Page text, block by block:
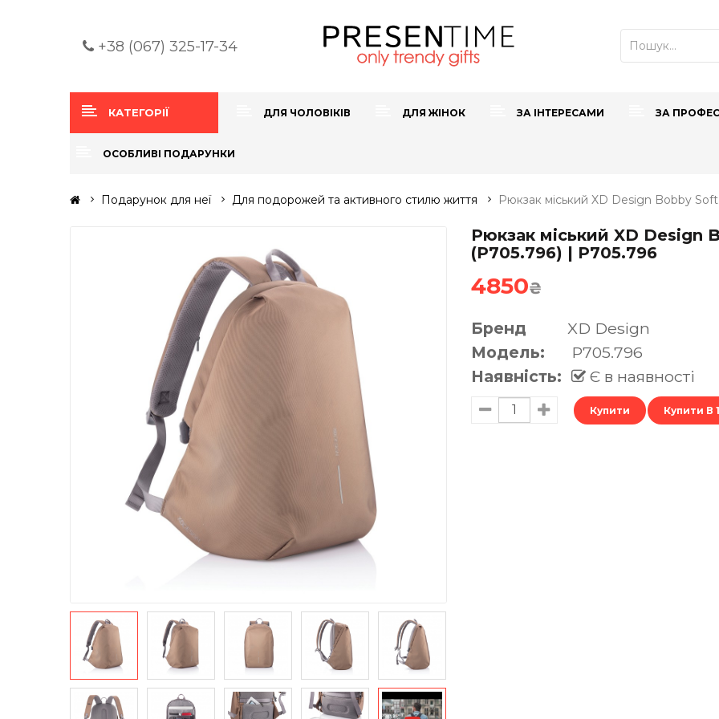
+38 (067) 325-17-34
КАТЕГОРІЇ ДЛЯ ЧОЛОВІКІВ ДЛЯ ЖІНОК ЗА ІНТЕРЕСАМИ ЗА
ОСОБЛИВІ ПОДАРУНКИ
Подарунок для неї Для подорожей та активного стилю життя Рюкзак міський XD Design Bobby
Рюкзак міський XD Design
(P705.796) | P705.796
4850₴
Бренд
XD Design
Модель:
P705.796
Наявність:
Є в наявності
Купити В